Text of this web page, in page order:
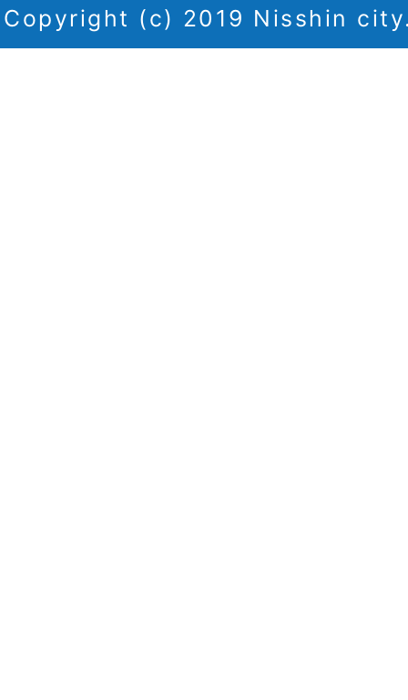
Copyright (c) 2019 Nisshin